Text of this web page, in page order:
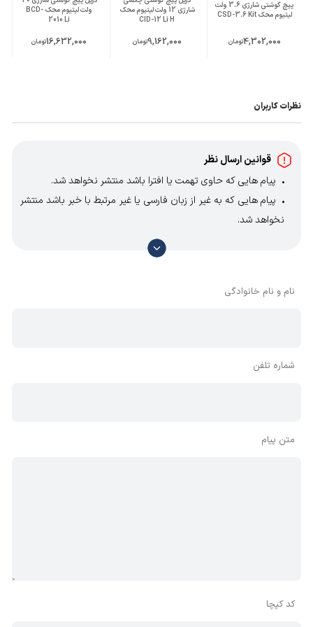
ابعاد mm (طول-
دهنده طول سری و 6 عدد مته
پیچ گوشتی شارژی 3.6 ولت
لیتیوم محک CSD-3.6 Kit
4,302,000تومان
شارژی 12 ولت لیتیوم محک
CID-12 Li H
9,162,000تومان
ولت لیتیوم محک BCD-
2010 Li
16,632,000تومان
نظرات کاربران
قوانین ارسال نظر
پیام هایی که حاوی تهمت یا افترا باشد منتشر نخواهد شد.
پیام هایی که به غیر از زبان فارسی یا غیر مرتبط با خبر باشد منتشر
نخواهد شد.
با توجه به آن که امکان موافقت یا مخالفت با محتوای نظرات
وجود دارد، معمولا نظراتی که محتوای مشابه دارند، انتشار نمی‌یابند
نام و نام خانوادگی
شماره تلفن
متن پیام
کد کپچا